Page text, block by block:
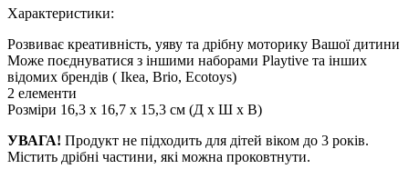
Характеристики:
Розвиває креативність, уяву та дрібну моторику Вашої дитини
Може поєднуватися з іншими наборами Playtive та інших
відомих брендів ( Ikea, Brio, Ecotoys)
2 елементи
Розміри 16,3 x 16,7 x 15,3 см (Д х Ш х В)
УВАГА! Продукт не підходить для дітей віком до 3 років.
Містить дрібні частини, які можна проковтнути.